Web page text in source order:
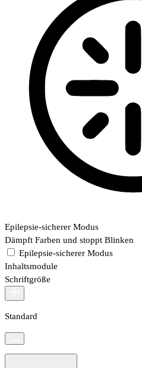
Epilepsie-sicherer Modus
Dämpft Farben und stoppt Blinken
Epilepsie-sicherer Modus
Inhaltsmodule
Schriftgröße
Standard